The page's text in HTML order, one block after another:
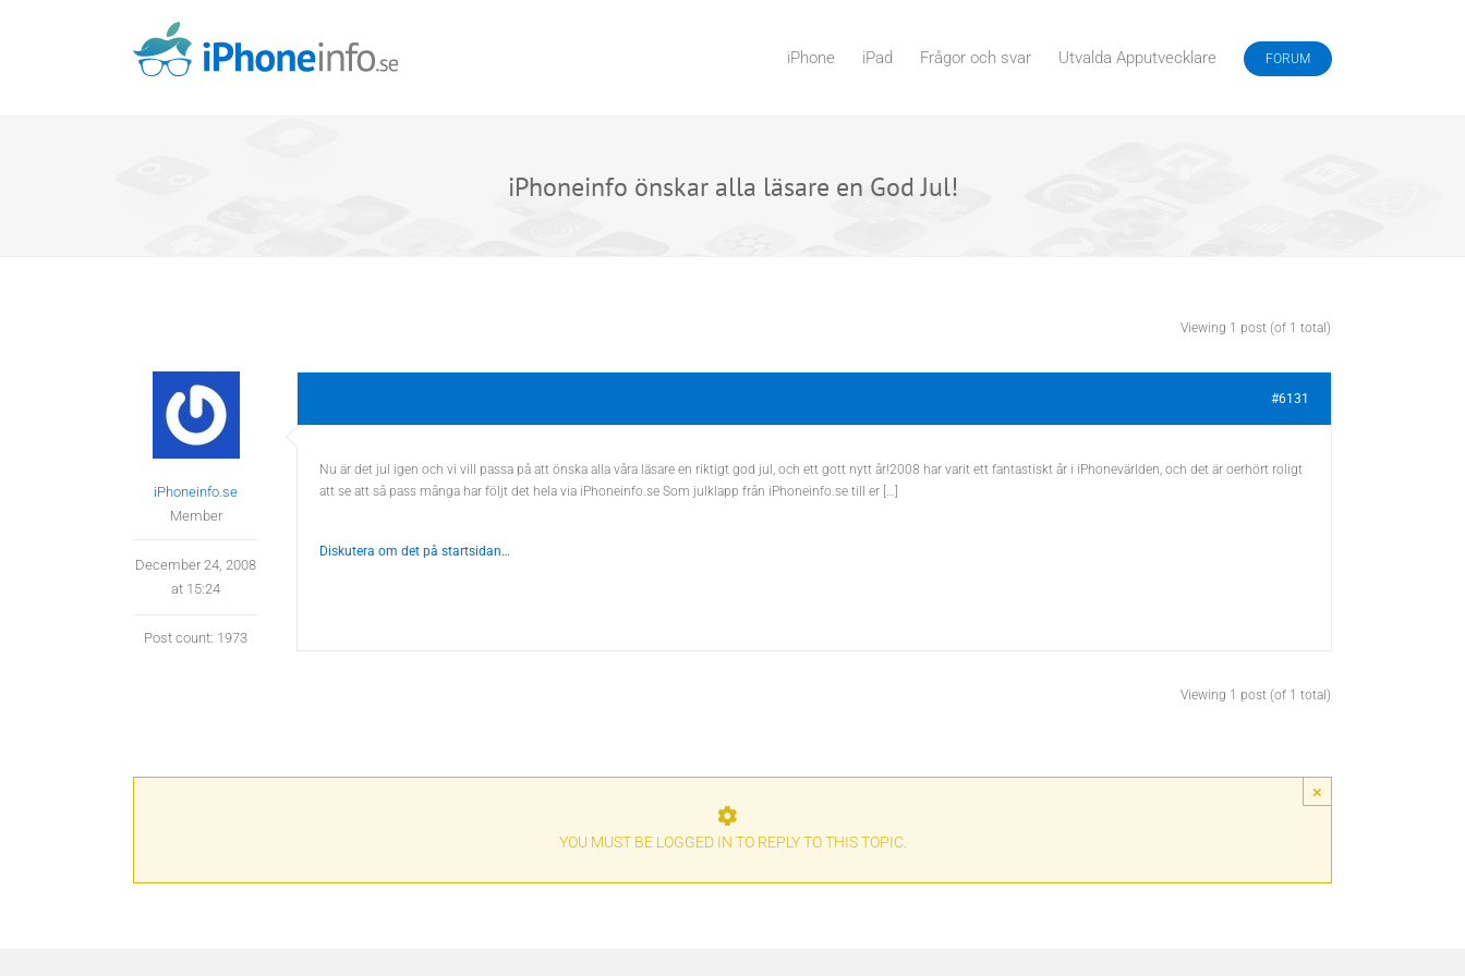
iPhone iPad Frågor och svar Utvalda Apputvecklare FORUM
iPhoneinfo önskar alla läsare en God Jul!
Viewing 1 post (of 1 total)
iPhoneinfo.se
Member
December 24, 2008
at 15:24
Post count: 1973
#6131
Nu är det jul igen och vi vill passa på att önska alla våra läsare en riktigt god jul, och ett gott nytt år!2008 har varit ett fantastiskt år i iPhonevärlden, och det är oerhört roligt
att se att så pass många har följt det hela via iPhoneinfo.se Som julklapp från iPhoneinfo.se till er […]
Diskutera om det på startsidan…
Viewing 1 post (of 1 total)
×
YOU MUST BE LOGGED IN TO REPLY TO THIS TOPIC.